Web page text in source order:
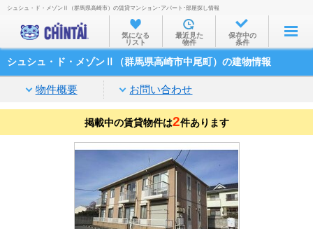
お部屋を探す
沿線・駅から
家賃相場から
通勤通学時間から
物件特集から
不動産会社から
TOP
シュシュ・ド・メゾンⅡ（群馬県高崎市）の賃貸マンション･アパート･部屋探し情報
気になる
リスト
最近見た
物件
保存中の
条件
シュシュ・ド・メゾンⅡ（群馬県高崎市中尾町）の建物情報
物件概要 お問い合わせ
掲載中の賃貸物件は2件あります